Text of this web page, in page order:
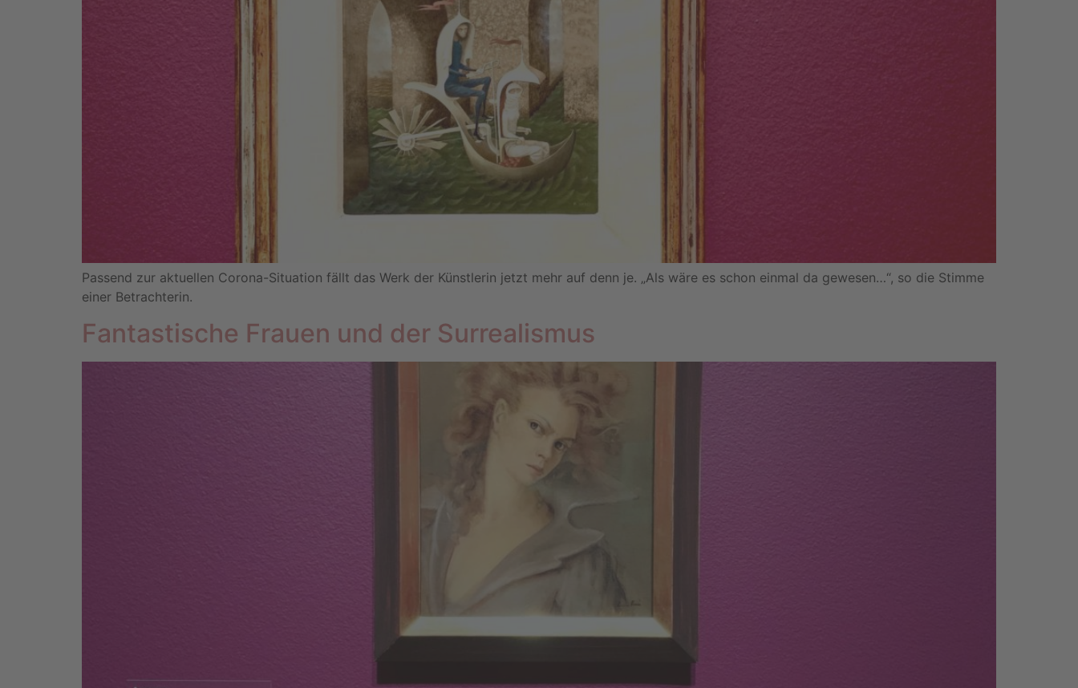
Passend zur aktuellen Corona-Situation fällt das Werk der Künstlerin jetzt mehr auf denn je. „Als wäre es schon einmal da gewesen…“, so die Stimme
einer Betrachterin.
Fantastische Frauen und der Surrealismus